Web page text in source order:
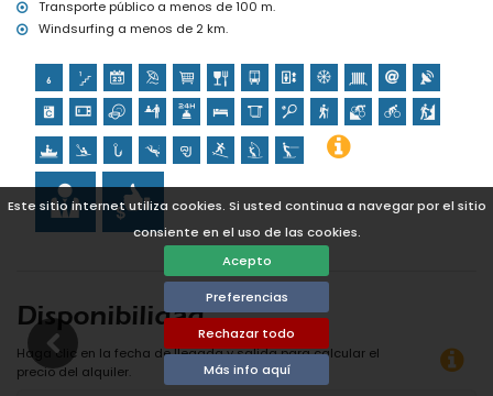
Este sitio internet utiliza cookies. Si usted continua a navegar por el sitio
consiente en el uso de las cookies.
Acepto
Preferencias
Rechazar todo
Más info aquí
Transporte público a menos de 100 m.
Windsurfing a menos de 2 km.
Disponibilidad
Haga clic en la fecha de llegada y salida para calcular el
precio del alquiler.